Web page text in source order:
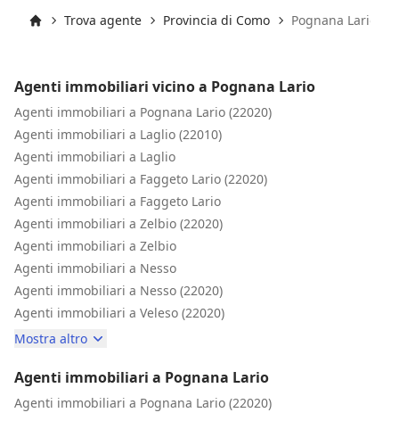
Trova agente Provincia di Como Pognana Lario
Agenti immobiliari vicino a Pognana Lario
Agenti immobiliari a Pognana Lario (22020)
Agenti immobiliari a Laglio (22010)
Agenti immobiliari a Laglio
Agenti immobiliari a Faggeto Lario (22020)
Agenti immobiliari a Faggeto Lario
Agenti immobiliari a Zelbio (22020)
Agenti immobiliari a Zelbio
Agenti immobiliari a Nesso
Agenti immobiliari a Nesso (22020)
Agenti immobiliari a Veleso (22020)
Mostra altro
Agenti immobiliari a Pognana Lario
Agenti immobiliari a Pognana Lario (22020)